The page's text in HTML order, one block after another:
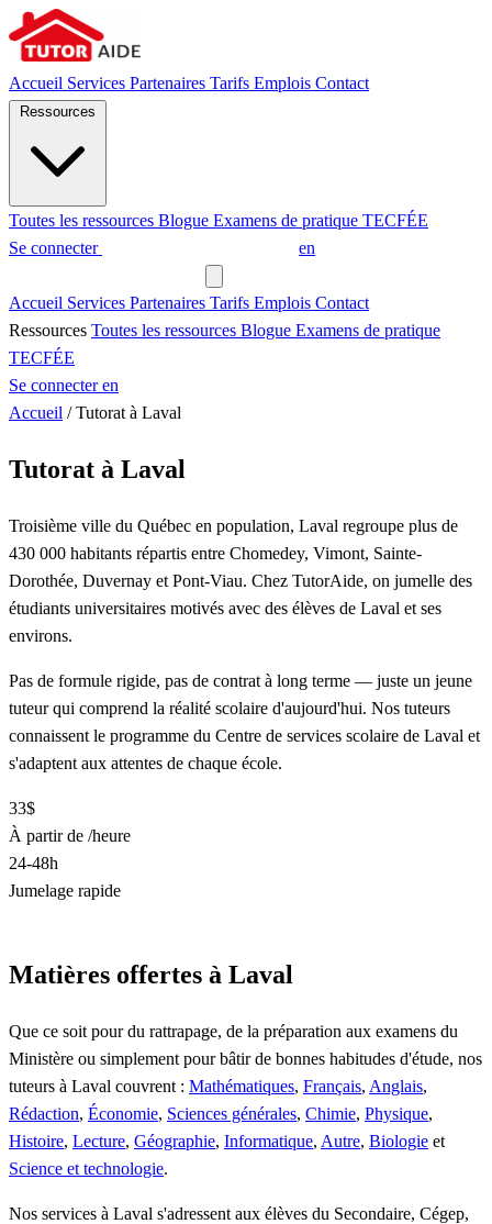
Accueil Services Partenaires Tarifs Emplois Contact
Toutes les ressources Blogue Examens de pratique TECFÉE
Se connecter
en
Accueil Services Partenaires Tarifs Emplois Contact
Ressources Toutes les ressources Blogue Examens de pratique
TECFÉE
Se connecteren
Accueil / Tutorat à Laval
Tutorat à Laval
Troisième ville du Québec en population, Laval regroupe plus de
430 000 habitants répartis entre Chomedey, Vimont, Sainte-
Dorothée, Duvernay et Pont-Viau. Chez TutorAide, on jumelle des
étudiants universitaires motivés avec des élèves de Laval et ses
environs.
Pas de formule rigide, pas de contrat à long terme — juste un jeune
tuteur qui comprend la réalité scolaire d'aujourd'hui. Nos tuteurs
connaissent le programme du Centre de services scolaire de Laval et
s'adaptent aux attentes de chaque école.
33$
À partir de /heure
24-48h
Jumelage rapide
Matières offertes à Laval
Que ce soit pour du rattrapage, de la préparation aux examens du
Ministère ou simplement pour bâtir de bonnes habitudes d'étude, nos
tuteurs à Laval couvrent : Mathématiques, Français, Anglais,
Rédaction, Économie, Sciences générales, Chimie, Physique,
Histoire, Lecture, Géographie, Informatique, Autre, Biologie et
Science et technologie.
Nos services à Laval s'adressent aux élèves du Secondaire, Cégep,